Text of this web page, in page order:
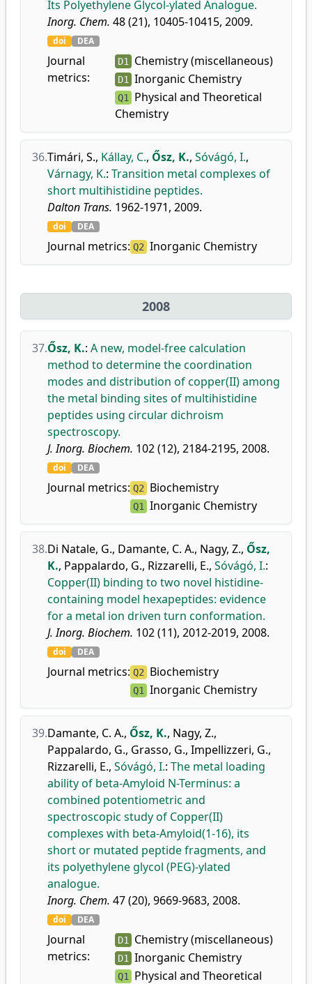
Its Polyethylene Glycol-ylated Analogue.
Inorg. Chem. 48 (21), 10405-10415, 2009.
doi DEA
Journal
metrics:
D1 Chemistry (miscellaneous)
D1 Inorganic Chemistry
Q1 Physical and Theoretical
Chemistry
36.Timári, S., Kállay, C., Ősz, K., Sóvágó, I.,
Várnagy, K.: Transition metal complexes of
short multihistidine peptides.
Dalton Trans. 1962-1971, 2009.
doi DEA
Journal metrics: Q2 Inorganic Chemistry
2008
37.Ősz, K.: A new, model-free calculation
method to determine the coordination
modes and distribution of copper(II) among
the metal binding sites of multihistidine
peptides using circular dichroism
spectroscopy.
J. Inorg. Biochem. 102 (12), 2184-2195, 2008.
doi DEA
Journal metrics: Q2 Biochemistry
Q1 Inorganic Chemistry
38.Di Natale, G., Damante, C. A., Nagy, Z., Ősz,
K., Pappalardo, G., Rizzarelli, E., Sóvágó, I.:
Copper(II) binding to two novel histidine-
containing model hexapeptides: evidence
for a metal ion driven turn conformation.
J. Inorg. Biochem. 102 (11), 2012-2019, 2008.
doi DEA
Journal metrics: Q2 Biochemistry
Q1 Inorganic Chemistry
39.Damante, C. A., Ősz, K., Nagy, Z.,
Pappalardo, G., Grasso, G., Impellizzeri, G.,
Rizzarelli, E., Sóvágó, I.: The metal loading
ability of beta-Amyloid N-Terminus: a
combined potentiometric and
spectroscopic study of Copper(II)
complexes with beta-Amyloid(1-16), its
short or mutated peptide fragments, and
its polyethylene glycol (PEG)-ylated
analogue.
Inorg. Chem. 47 (20), 9669-9683, 2008.
doi DEA
Journal
metrics:
D1 Chemistry (miscellaneous)
D1 Inorganic Chemistry
Q1 Physical and Theoretical